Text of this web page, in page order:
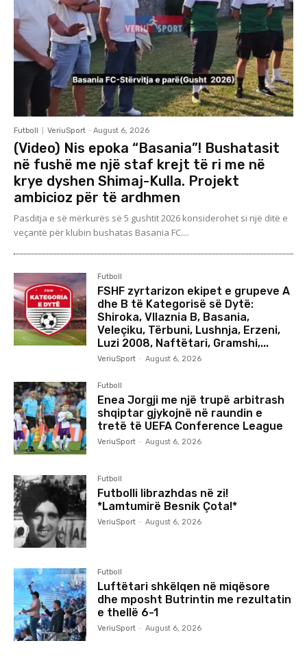
Futboll VeriuSport - August 6, 2026
(Video) Nis epoka “Basania”! Bushatasit
në fushë me një staf krejt të ri me në
krye dyshen Shimaj-Kulla. Projekt
ambicioz për të ardhmen
Pasditja e së mërkurës së 5 gushtit 2026 konsiderohet si një ditë e
veçantë për klubin bushatas Basania FC....
Futboll
FSHF zyrtarizon ekipet e grupeve A
dhe B të Kategorisë së Dytë:
Shiroka, Vllaznia B, Basania,
Veleçiku, Tërbuni, Lushnja, Erzeni,
Luzi 2008, Naftëtari, Gramshi,...
VeriuSport - August 6, 2026
Futboll
Enea Jorgji me një trupë arbitrash
shqiptar gjykojnë në raundin e
tretë të UEFA Conference League
VeriuSport - August 6, 2026
Futboll
Futbolli librazhdas në zi!
*Lamtumirë Besnik Çota!*
VeriuSport - August 6, 2026
Futboll
Luftëtari shkëlqen në miqësore
dhe mposht Butrintin me rezultatin
e thellë 6-1
VeriuSport - August 6, 2026